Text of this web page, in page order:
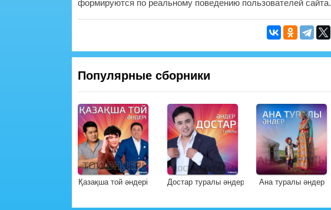
формируются по реальному поведению пользователей сайта.
Популярные сборники
Қазақша той әндері Достар туралы әндер Ана туралы әндер